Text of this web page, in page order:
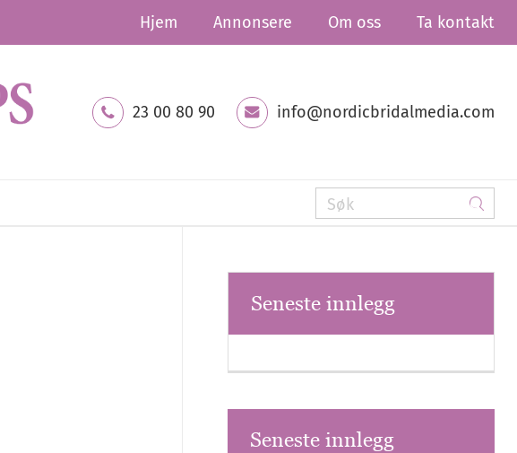
Hjem Annonsere Om oss Ta kontakt
23 00 80 90 info@nordicbridalmedia.com
Seneste innlegg
Seneste innlegg